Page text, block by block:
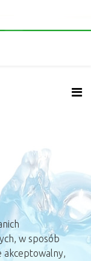
w sposób
akceptowalny,